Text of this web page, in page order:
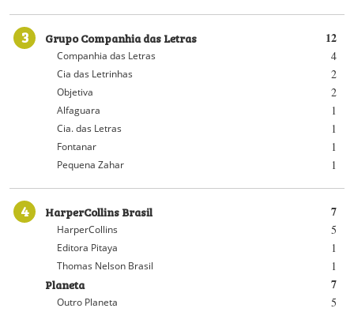
3 12
Grupo Companhia das Letras
4
Companhia das Letras
2
Cia das Letrinhas
2
Objetiva
1
Alfaguara
1
Cia. das Letras
1
Fontanar
1
Pequena Zahar
4 7
HarperCollins Brasil
5
HarperCollins
1
Editora Pitaya
1
Thomas Nelson Brasil
7
Planeta
5
Outro Planeta